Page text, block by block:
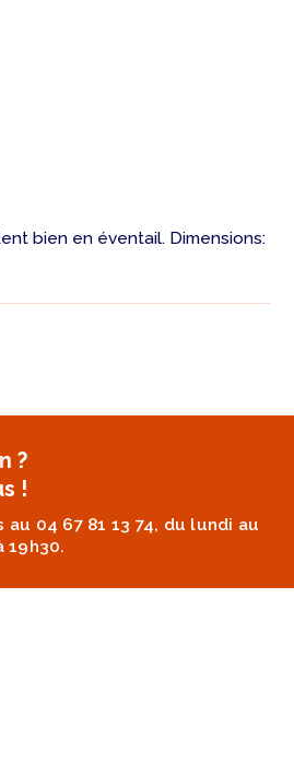
bien en éventail. Dimensions:
?
!
04 67 81 13 74, du lundi au
19h30.